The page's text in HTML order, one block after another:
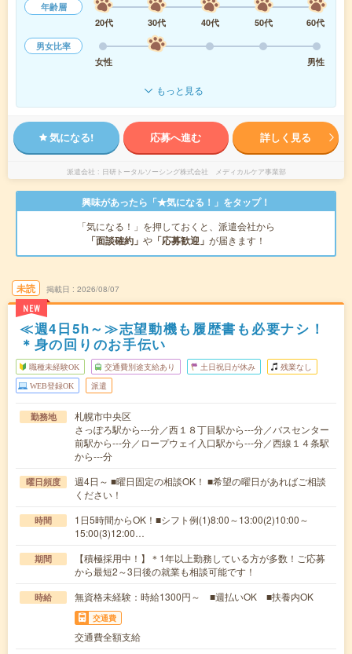
年齢層
20代
30代 40代 50代
60代
男女比率
女性
男性
もっと見る
気になる! 応募へ進む 詳しく見る
派遣会社 日研トータルソーシング株式会社 メディカルケア事業部
興味があったら「★気になる！」をタップ！
「気になる！」を押しておくと、派遣会社から
「面談確約」 や 「応募歓迎」 が届きます！
未読
NEW
掲載日 2026/08/07
≪週4日5h～≫志望動機も履歴書も必要ナシ！
＊身の回りのお手伝い
職種未経験OK 交通費別途支給あり 土日祝日が休み 残業なし
WEB登録OK 派遣
勤務地
札幌市中央区
さっぽろ駅から---分／西１８丁目駅から---分／バスセンター
前駅から---分／ロープウェイ入口駅から---分／西線１４条駅
から---分
曜日頻度
週4日～ ■曜日固定の相談OK！ ■希望の曜日があればご相談
ください！
時間
1日5時間からOK！■シフト例(1)8:00～13:00(2)10:00～
15:00(3)12:00…
期間
【積極採用中！】＊1年以上勤務している方が多数！ご応募
から最短2～3日後の就業も相談可能です！
時給 無資格未経験：時給1300円～ ■週払いOK ■扶養内OK
交通費
交通費全額支給